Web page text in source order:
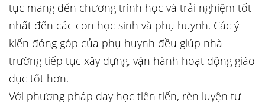
tục mang đến chương trình học và trải nghiệm tốt
nhất đến các con học sinh và phụ huynh. Các ý
kiến đóng góp của phụ huynh đều giúp nhà
trường tiếp tục xây dựng, vận hành hoạt động giáo
dục tốt hơn.
Với phương pháp dạy học tiên tiến, rèn luyện tư